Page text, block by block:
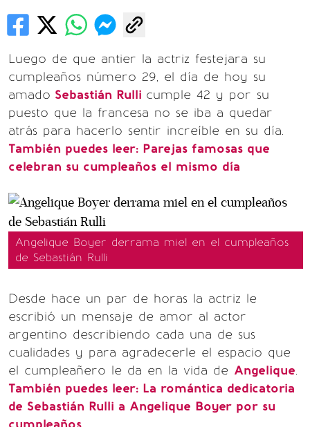
Luego de que antier la actriz festejara su
cumpleaños número 29, el día de hoy su
amado Sebastián Rulli cumple 42 y por su
puesto que la francesa no se iba a quedar
atrás para hacerlo sentir increíble en su día.
También puedes leer: Parejas famosas que
celebran su cumpleaños el mismo día
Angelique Boyer derrama miel en el cumpleaños
de Sebastián Rulli
Desde hace un par de horas la actriz le
escribió un mensaje de amor al actor
argentino describiendo cada una de sus
cualidades y para agradecerle el espacio que
el cumpleañero le da en la vida de Angelique.
También puedes leer: La romántica dedicatoria
de Sebastián Rulli a Angelique Boyer por su